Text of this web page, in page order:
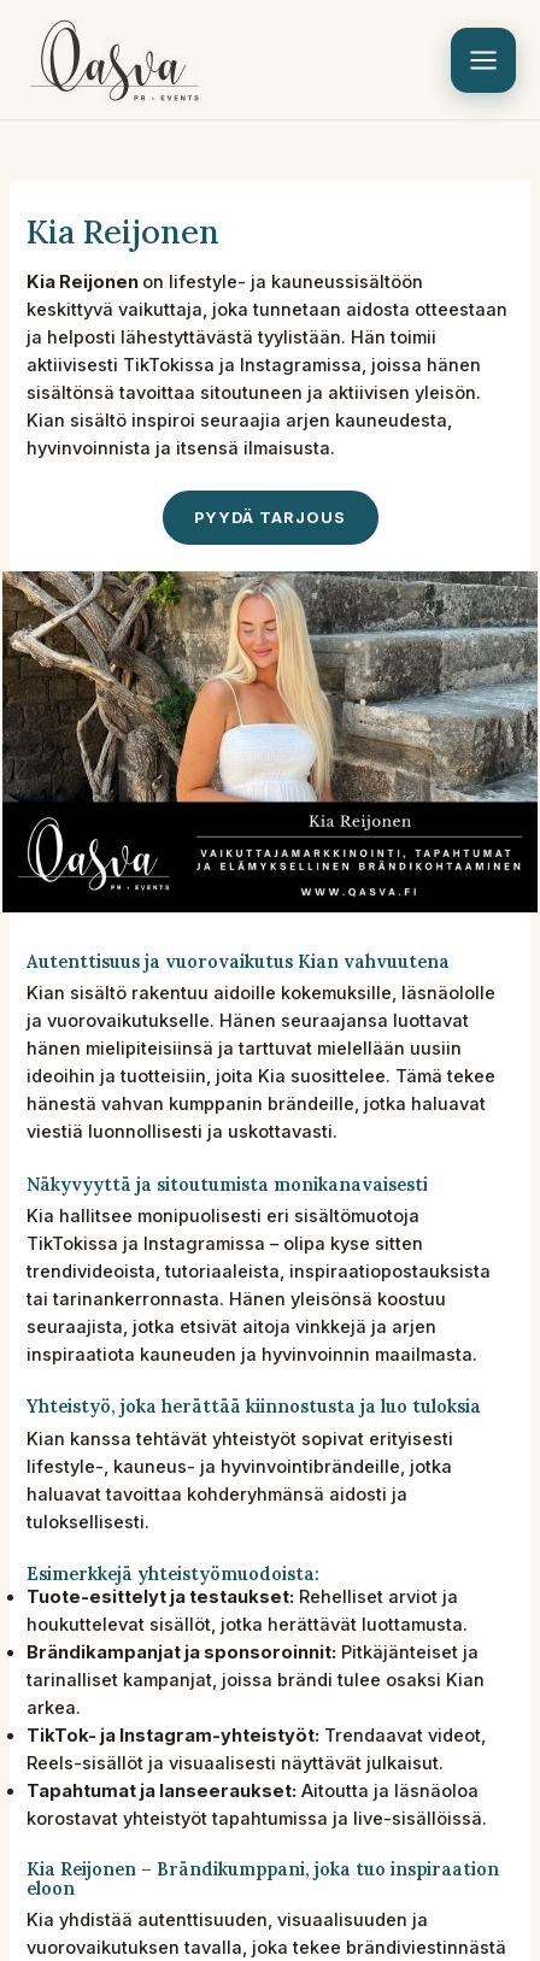
sisältöön
Kia Reijonen
Kia Reijonen on lifestyle- ja kauneussisältöön
keskittyvä vaikuttaja, joka tunnetaan aidosta otteestaan
ja helposti lähestyttävästä tyylistään. Hän toimii
aktiivisesti TikTokissa ja Instagramissa, joissa hänen
sisältönsä tavoittaa sitoutuneen ja aktiivisen yleisön.
Kian sisältö inspiroi seuraajia arjen kauneudesta,
hyvinvoinnista ja itsensä ilmaisusta.
PYYDÄ TARJOUS
Autenttisuus ja vuorovaikutus Kian vahvuutena
Kian sisältö rakentuu aidoille kokemuksille, läsnäololle
ja vuorovaikutukselle. Hänen seuraajansa luottavat
hänen mielipiteisiinsä ja tarttuvat mielellään uusiin
ideoihin ja tuotteisiin, joita Kia suosittelee. Tämä tekee
hänestä vahvan kumppanin brändeille, jotka haluavat
viestiä luonnollisesti ja uskottavasti.
Näkyvyyttä ja sitoutumista monikanavaisesti
Kia hallitsee monipuolisesti eri sisältömuotoja
TikTokissa ja Instagramissa – olipa kyse sitten
trendivideoista, tutoriaaleista, inspiraatiopostauksista
tai tarinankerronnasta. Hänen yleisönsä koostuu
seuraajista, jotka etsivät aitoja vinkkejä ja arjen
inspiraatiota kauneuden ja hyvinvoinnin maailmasta.
Yhteistyö, joka herättää kiinnostusta ja luo tuloksia
Kian kanssa tehtävät yhteistyöt sopivat erityisesti
lifestyle-, kauneus- ja hyvinvointibrändeille, jotka
haluavat tavoittaa kohderyhmänsä aidosti ja
tuloksellisesti.
Esimerkkejä yhteistyömuodoista:
Tuote-esittelyt ja testaukset: Rehelliset arviot ja
houkuttelevat sisällöt, jotka herättävät luottamusta.
Brändikampanjat ja sponsoroinnit: Pitkäjänteiset ja
tarinalliset kampanjat, joissa brändi tulee osaksi Kian
arkea.
TikTok- ja Instagram-yhteistyöt: Trendaavat videot,
Reels-sisällöt ja visuaalisesti näyttävät julkaisut.
Tapahtumat ja lanseeraukset: Aitoutta ja läsnäoloa
korostavat yhteistyöt tapahtumissa ja live-sisällöissä.
Kia Reijonen – Brändikumppani, joka tuo inspiraation
eloon
Kia yhdistää autenttisuuden, visuaalisuuden ja
vuorovaikutuksen tavalla, joka tekee brändiviestinnästä